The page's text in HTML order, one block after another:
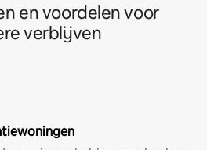
en voordelen voor
verblijven